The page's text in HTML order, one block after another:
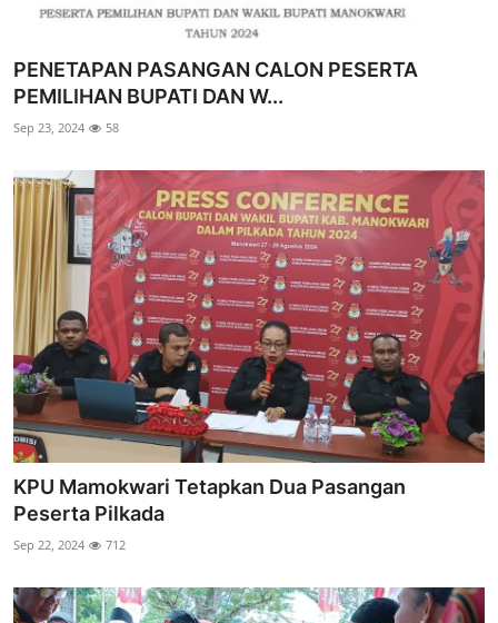
PENETAPAN PASANGAN CALON PESERTA
PEMILIHAN BUPATI DAN W...
Sep 23, 2024 58
KPU Mamokwari Tetapkan Dua Pasangan
Peserta Pilkada
Sep 22, 2024 712